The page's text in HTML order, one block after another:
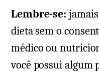
Lembre-se:
dieta sem o
médico ou
você possui algum